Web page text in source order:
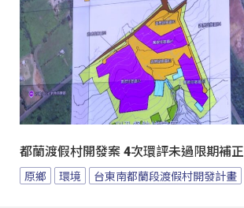
都蘭渡假村開發案 4次環評未過限期補正
原鄉 環境 台東南都蘭段渡假村開發計畫